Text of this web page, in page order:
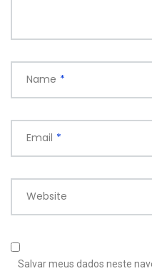
Name *
Email *
Website
Salvar meus dados neste